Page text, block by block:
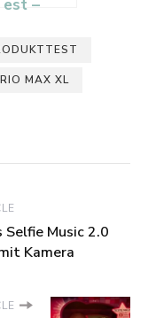
–
MAX XL
Music 2.0
Kamera